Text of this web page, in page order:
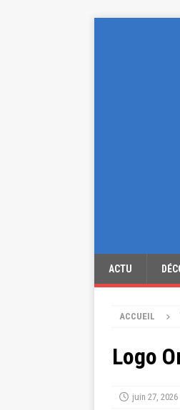
ACTU
ACCUEIL
Logo
juin 27, 2026